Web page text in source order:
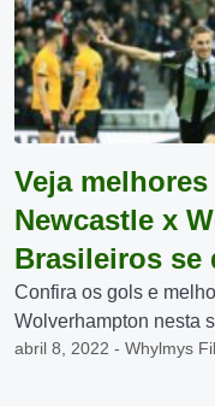
Veja
Newcastle x
Brasileiros se
Confira os gols e
Wolverhampton nesta
abril 8, 2022 - Whylmys